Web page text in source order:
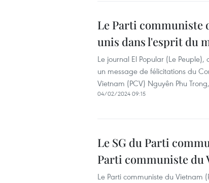
Le Parti communiste
unis dans l'esprit du
Le journal El Popular (Le
un message de félicitations du
Vietnam (PCV) Nguyên Phu
04/02/2024 09:15
Le SG du Parti
Parti communiste du
Le Parti communiste du Vietnam